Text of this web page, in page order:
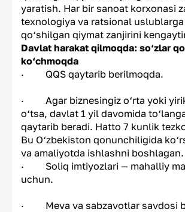
yaratish. Har bir sanoat korxonasi
texnologiya va ratsional
qo‘shilgan qiymat zanjirini
Davlat harakat qilmoqda: so‘zlar
ko‘chmoqda
· QQS qaytarib berilmoqda.
· Agar biznesingiz o‘rta yoki
o‘tsa, davlat 1 yil davomida
qaytarib beradi. Hatto 7 kunlik
Bu O‘zbekiston qonunchiligida
va amaliyotda ishlashni boshlagan.
· Soliq imtiyozlari — mahalliy
uchun.
· Meva va sabzavotlar savdosi